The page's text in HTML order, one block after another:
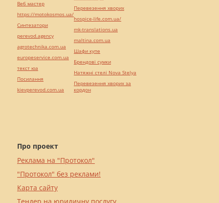
Про проект
Реклама на "Протокол"
"Протокол" без реклами!
Карта сайту
Веб мастер
https://motokosmos.ua/
Синтезатори
perevod.agency
agrotechnika.com.ua
europeservice.com.ua
текст юа
Посилання
kievperevod.com.ua
Перевезення хворих
hospice-life.com.ua/
mk-translations.ua
maltina.com.ua
Шафи купе
Брендові сумки
Натяжні стелі Nova Stelya
Перевезення хворих за
кордон